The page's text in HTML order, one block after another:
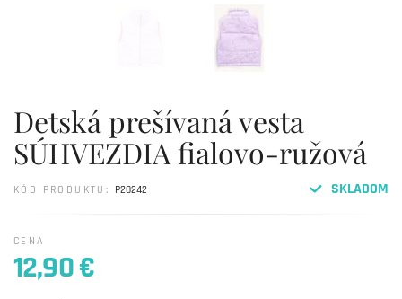
Detská prešívaná vesta
SÚHVEZDIA fialovo-ružová
SKLADOM
KÓD PRODUKTU: P20242
CENA
12,90 €